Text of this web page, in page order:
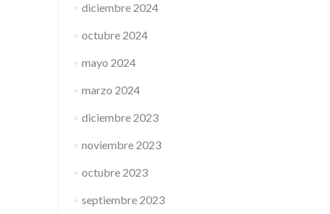
diciembre 2024
octubre 2024
mayo 2024
marzo 2024
diciembre 2023
noviembre 2023
octubre 2023
septiembre 2023